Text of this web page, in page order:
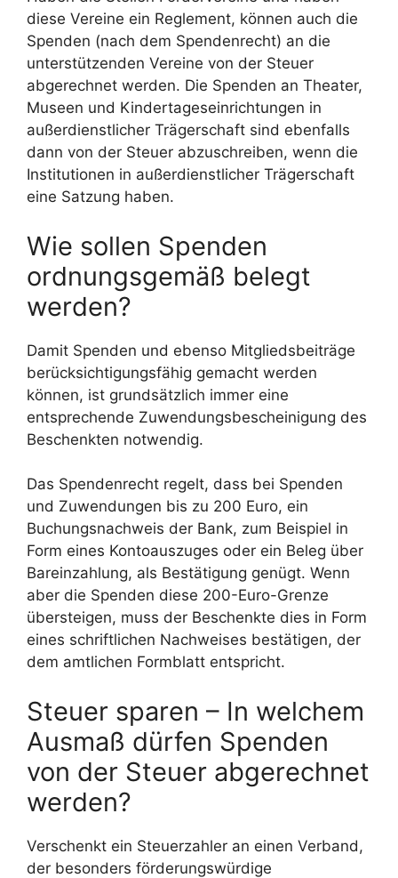
diese Vereine ein Reglement, können auch die
Spenden (nach dem Spendenrecht) an die
unterstützenden Vereine von der Steuer
abgerechnet werden. Die Spenden an Theater,
Museen und Kindertageseinrichtungen in
außerdienstlicher Trägerschaft sind ebenfalls
dann von der Steuer abzuschreiben, wenn die
Institutionen in außerdienstlicher Trägerschaft
eine Satzung haben.
Wie sollen Spenden
ordnungsgemäß belegt
werden?
Damit Spenden und ebenso Mitgliedsbeiträge
berücksichtigungsfähig gemacht werden
können, ist grundsätzlich immer eine
entsprechende Zuwendungsbescheinigung des
Beschenkten notwendig.
Das Spendenrecht regelt, dass bei Spenden
und Zuwendungen bis zu 200 Euro, ein
Buchungsnachweis der Bank, zum Beispiel in
Form eines Kontoauszuges oder ein Beleg über
Bareinzahlung, als Bestätigung genügt. Wenn
aber die Spenden diese 200-Euro-Grenze
übersteigen, muss der Beschenkte dies in Form
eines schriftlichen Nachweises bestätigen, der
dem amtlichen Formblatt entspricht.
Steuer sparen – In welchem
Ausmaß dürfen Spenden
von der Steuer abgerechnet
werden?
Verschenkt ein Steuerzahler an einen Verband,
der besonders förderungswürdige